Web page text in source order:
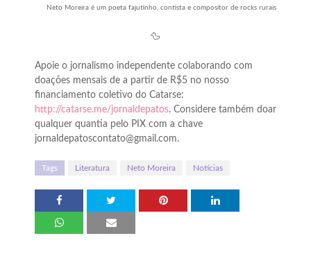
Neto Moreira é um poeta fajutinho, contista e compositor de rocks rurais
🦆
Apoie o jornalismo independente colaborando com
doações mensais de a partir de R$5 no nosso
financiamento coletivo do Catarse:
http://catarse.me/jornaldepatos. Considere também doar
qualquer quantia pelo PIX com a chave
jornaldepatoscontato@gmail.com.
Tags Literatura Neto Moreira Notícias